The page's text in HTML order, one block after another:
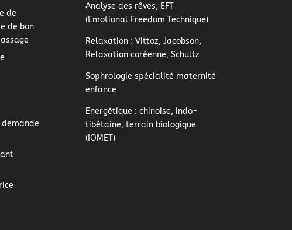
de
de bon
Analyse des rêves, EFT
(Emotional Freedom Technique)
Relaxation: Vittoz, Jacobson,
Relaxation coréenne, Schultz
Sophrologie spécialité maternité
enfance
Energétique : chinoise, indo-
tibétaine, terrain biologique
(IOMET)